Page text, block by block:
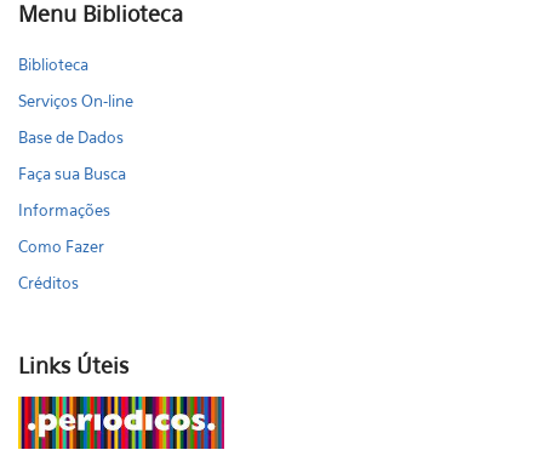
Menu Biblioteca
Biblioteca
Serviços On-line
Base de Dados
Faça sua Busca
Informações
Como Fazer
Créditos
Links Úteis